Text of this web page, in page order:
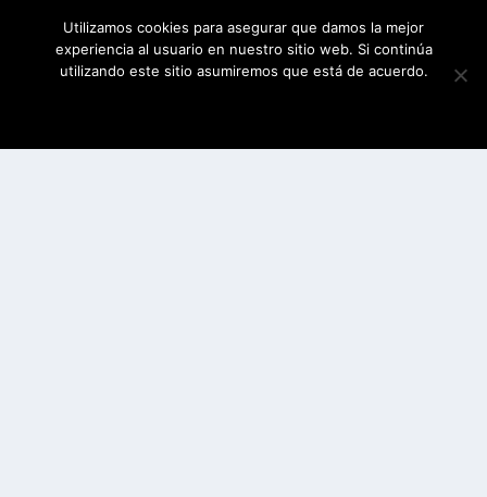
Utilizamos cookies para asegurar que damos la mejor
experiencia al usuario en nuestro sitio web. Si continúa
utilizando este sitio asumiremos que está de acuerdo.